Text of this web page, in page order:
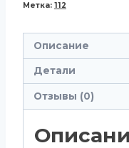
Метка: 112
Описание
Детали
Отзывы (0)